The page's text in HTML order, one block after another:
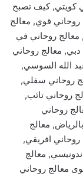
كويتي, كيف تصبح
روحاني قوي, معالج
روحاني في
دبي, معالج روحاني
الله السوسي,
روحاني سفلي,
روحاني تائب,
روحاني
معالج
روحاني افريقي,
معالج
معالج روحاني